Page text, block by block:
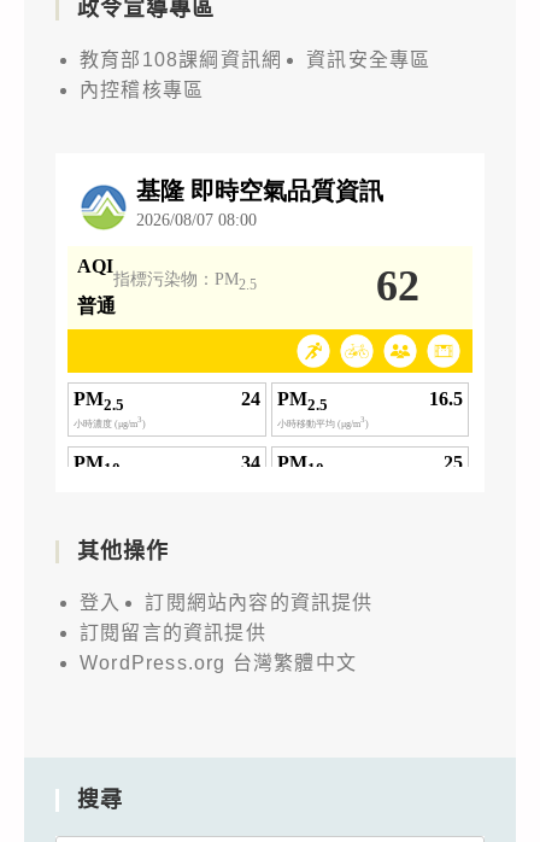
政令宣導專區
教育部108課綱資訊網
資訊安全專區
內控稽核專區
其他操作
登入
訂閱網站內容的資訊提供
訂閱留言的資訊提供
WordPress.org 台灣繁體中文
搜尋